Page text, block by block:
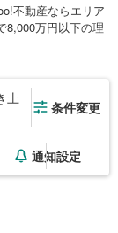
不動産ならエリア
8,000万円以下の理
土
条件変更
通知設定